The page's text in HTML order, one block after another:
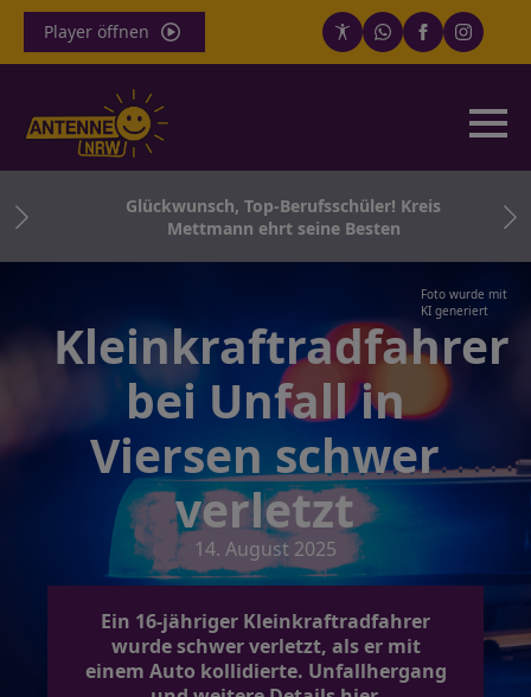
Player öffnen
Glückwunsch, Top-Berufsschüler! Kreis
Mettmann ehrt seine Besten
Foto wurde mit
KI generiert
Kleinkraftradfahrer
bei Unfall in
Viersen schwer
verletzt
14. August 2025
Ein 16-jähriger Kleinkraftradfahrer
wurde schwer verletzt, als er mit
einem Auto kollidierte. Unfallhergang